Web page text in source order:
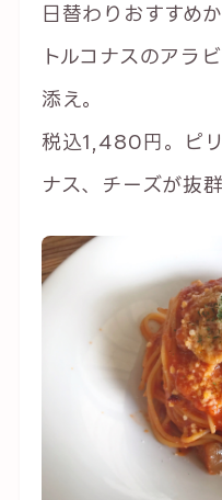
日替わりおすすめ
トルコナスのアラ
添え。
税込1,480円。ピ
ナス、チーズが抜